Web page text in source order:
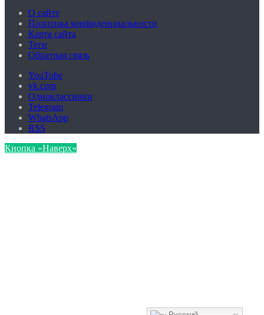
О сайте
Политика конфиденциальности
Карта сайта
Теги
Обратная связь
YouTube
vk.com
Одноклассники
Telegram
WhatsApp
RSS
Кнопка «Наверх»